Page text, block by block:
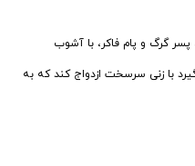
گرگ و پام فاکر، با آشوب
با زنی سرسخت ازدواج کند که به